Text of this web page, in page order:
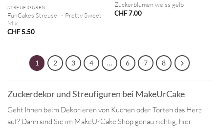
STREUFIGUREN
FunCakes Streusel – Pretty Sweet
Mix
CHF5.50
Zuckerblumen weiss gelb
CHF7.00
1 2 3 4 … 6 7 8
Zuckerdekor und Streufiguren bei MakeUrCake
Geht Ihnen beim Dekorieren von Kuchen oder Torten das Herz
auf? Dann sind Sie im MakeUrCake Shop genau richtig, hier